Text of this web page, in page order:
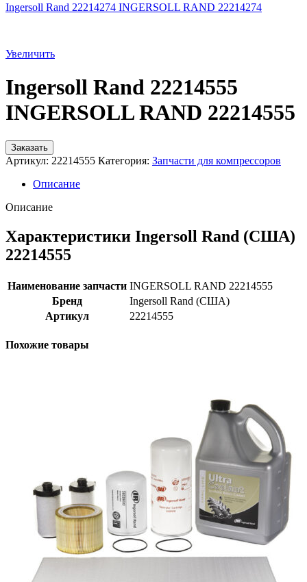
Ingersoll Rand 22214274 INGERSOLL RAND 22214274
Увеличить
Ingersoll Rand 22214555
INGERSOLL RAND 22214555
Заказать
Артикул: 22214555 Категория: Запчасти для компрессоров
Описание
Описание
Характеристики Ingersoll Rand (США)
22214555
Наименование запчасти INGERSOLL RAND 22214555
Бренд
Ingersoll Rand (США)
Артикул
22214555
Похожие товары